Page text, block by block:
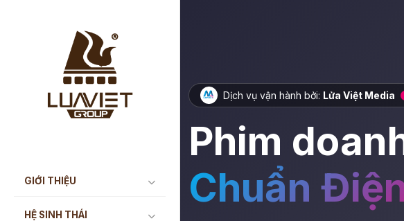
GIỚI THIỆU
HỆ SINH THÁI
Dịch vụ vận hành bởi: Lửa Việt Media
Phim
Chuẩn